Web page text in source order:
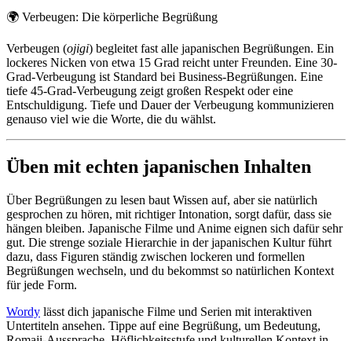
🌍 Verbeugen: Die körperliche Begrüßung
Verbeugen (ojigi) begleitet fast alle japanischen Begrüßungen. Ein
lockeres Nicken von etwa 15 Grad reicht unter Freunden. Eine 30-
Grad-Verbeugung ist Standard bei Business-Begrüßungen. Eine
tiefe 45-Grad-Verbeugung zeigt großen Respekt oder eine
Entschuldigung. Tiefe und Dauer der Verbeugung kommunizieren
genauso viel wie die Worte, die du wählst.
Üben mit echten japanischen Inhalten
Über Begrüßungen zu lesen baut Wissen auf, aber sie natürlich
gesprochen zu hören, mit richtiger Intonation, sorgt dafür, dass sie
hängen bleiben. Japanische Filme und Anime eignen sich dafür sehr
gut. Die strenge soziale Hierarchie in der japanischen Kultur führt
dazu, dass Figuren ständig zwischen lockeren und formellen
Begrüßungen wechseln, und du bekommst so natürlichen Kontext
für jede Form.
Wordy lässt dich japanische Filme und Serien mit interaktiven
Untertiteln ansehen. Tippe auf eine Begrüßung, um Bedeutung,